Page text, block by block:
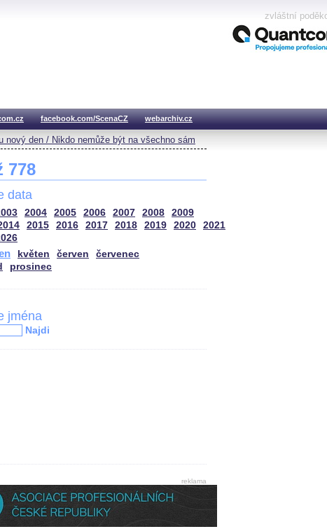
zvláštní
facebook.com/ScenaCZ webarchiv.cz
nový den / Nikdo nemůže být na všechno sám
778
data
2004 2005 2006 2007 2008
2009
2015 2016 2017 2018 2019 2020
2021
květen červen
červenec
prosinec
jména
Najdi
reklama